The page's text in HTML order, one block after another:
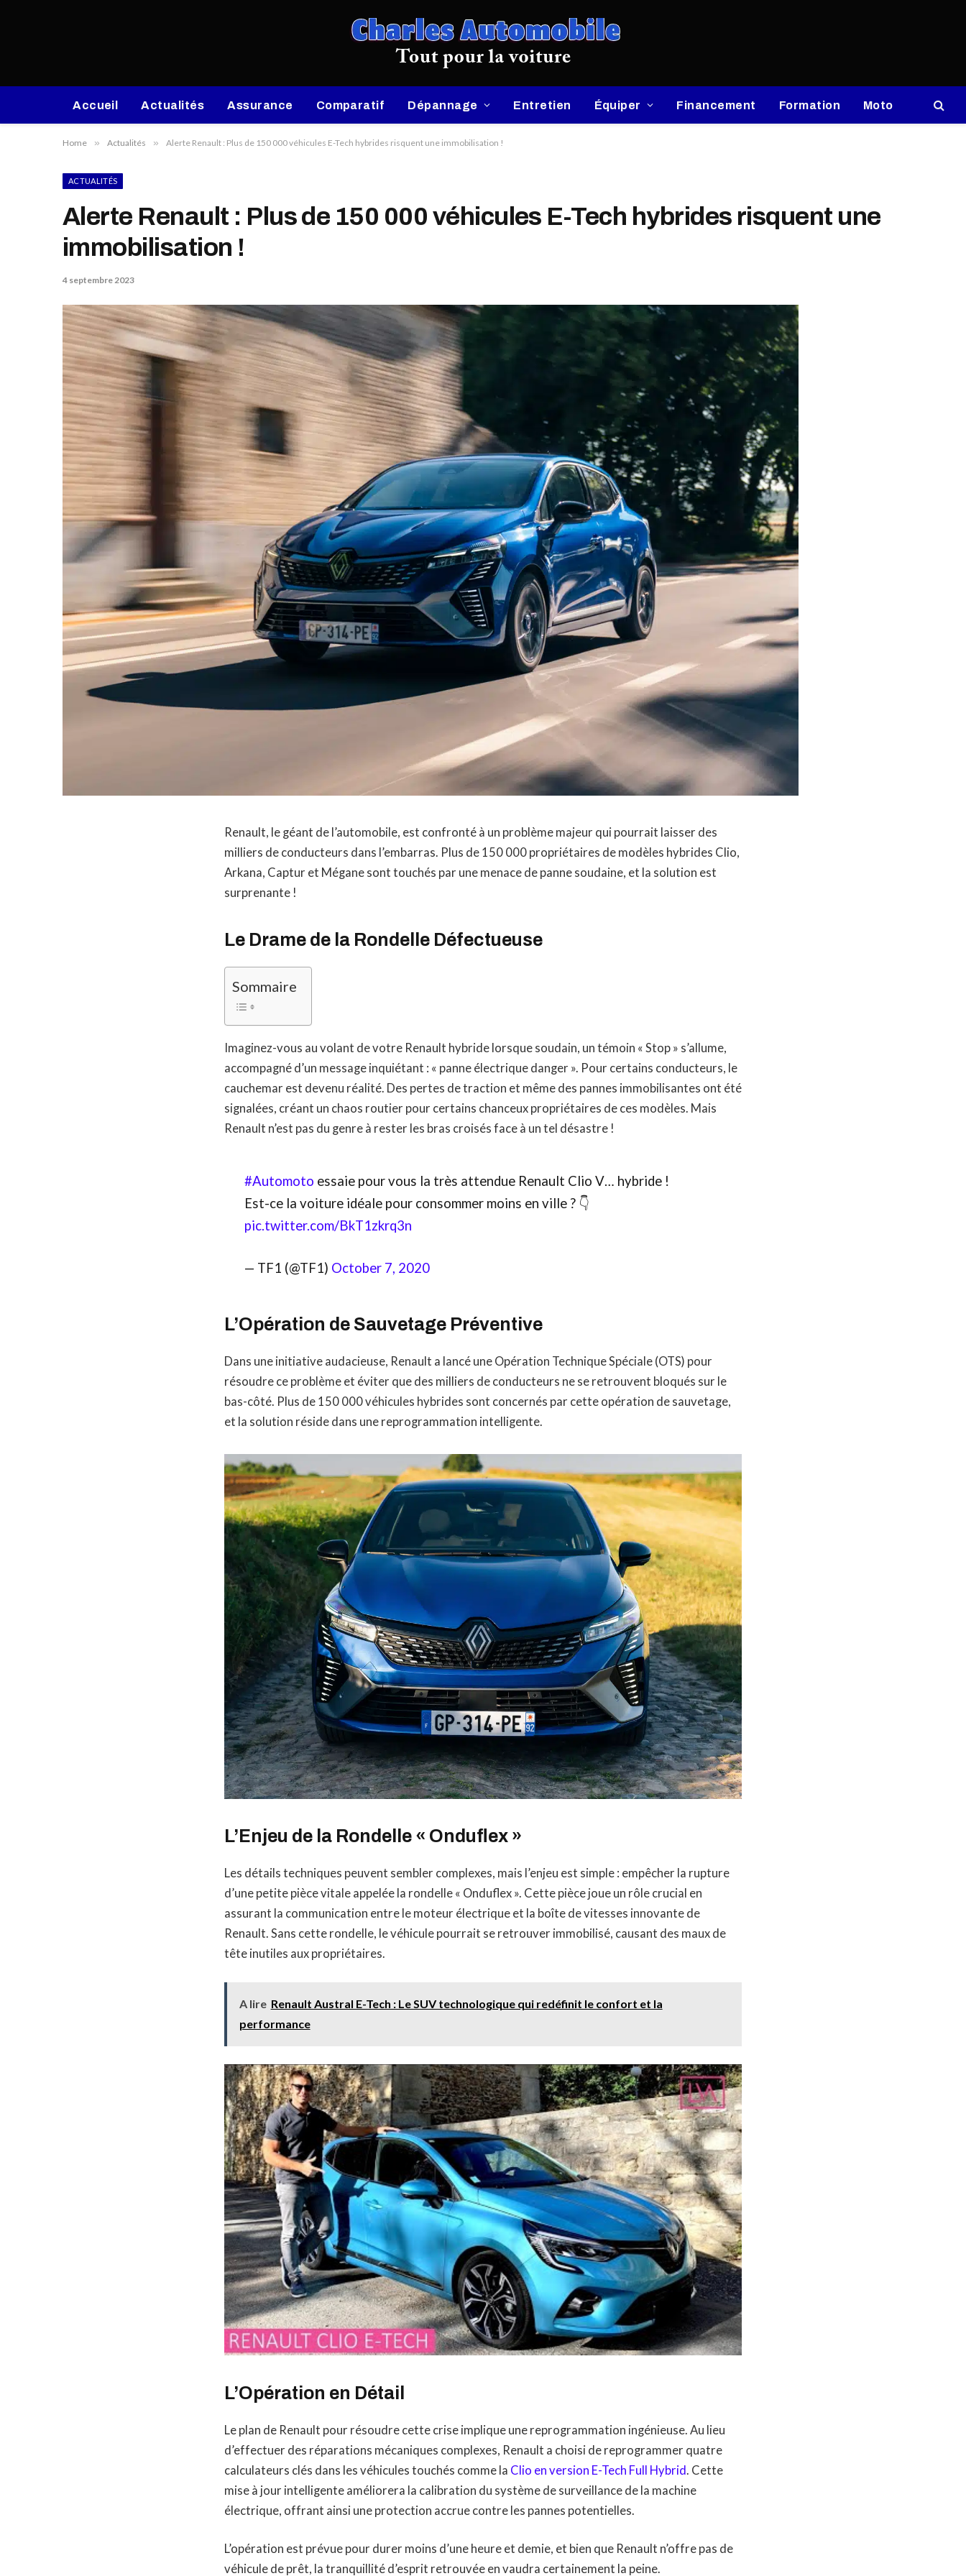
Accueil Actualités Assurance Comparatif Dépannage Entretien Équiper Financement Formation Moto
Home » Actualités » Alerte Renault : Plus de 150 000 véhicules E-Tech hybrides risquent une immobilisation !
ACTUALITÉS
Alerte Renault : Plus de 150 000 véhicules E-Tech hybrides risquent une
immobilisation !
4 septembre 2023
Renault, le géant de l’automobile, est confronté à un problème majeur qui pourrait laisser des
milliers de conducteurs dans l’embarras. Plus de 150 000 propriétaires de modèles hybrides Clio,
Arkana, Captur et Mégane sont touchés par une menace de panne soudaine, et la solution est
surprenante !
Le Drame de la Rondelle Défectueuse
Sommaire
Imaginez-vous au volant de votre Renault hybride lorsque soudain, un témoin « Stop » s’allume,
accompagné d’un message inquiétant : « panne électrique danger ». Pour certains conducteurs, le
cauchemar est devenu réalité. Des pertes de traction et même des pannes immobilisantes ont été
signalées, créant un chaos routier pour certains chanceux propriétaires de ces modèles. Mais
Renault n’est pas du genre à rester les bras croisés face à un tel désastre !
#Automoto essaie pour vous la très attendue Renault Clio V… hybride !
Est-ce la voiture idéale pour consommer moins en ville ? 👇
pic.twitter.com/BkT1zkrq3n
— TF1 (@TF1) October 7, 2020
L’Opération de Sauvetage Préventive
Dans une initiative audacieuse, Renault a lancé une Opération Technique Spéciale (OTS) pour
résoudre ce problème et éviter que des milliers de conducteurs ne se retrouvent bloqués sur le
bas-côté. Plus de 150 000 véhicules hybrides sont concernés par cette opération de sauvetage,
et la solution réside dans une reprogrammation intelligente.
L’Enjeu de la Rondelle « Onduflex »
Les détails techniques peuvent sembler complexes, mais l’enjeu est simple : empêcher la rupture
d’une petite pièce vitale appelée la rondelle « Onduflex ». Cette pièce joue un rôle crucial en
assurant la communication entre le moteur électrique et la boîte de vitesses innovante de
Renault. Sans cette rondelle, le véhicule pourrait se retrouver immobilisé, causant des maux de
tête inutiles aux propriétaires.
A lire Renault Austral E-Tech : Le SUV technologique qui redéfinit le confort et la
performance
L’Opération en Détail
Le plan de Renault pour résoudre cette crise implique une reprogrammation ingénieuse. Au lieu
d’effectuer des réparations mécaniques complexes, Renault a choisi de reprogrammer quatre
calculateurs clés dans les véhicules touchés comme la Clio en version E-Tech Full Hybrid. Cette
mise à jour intelligente améliorera la calibration du système de surveillance de la machine
électrique, offrant ainsi une protection accrue contre les pannes potentielles.
L’opération est prévue pour durer moins d’une heure et demie, et bien que Renault n’offre pas de
véhicule de prêt, la tranquillité d’esprit retrouvée en vaudra certainement la peine.